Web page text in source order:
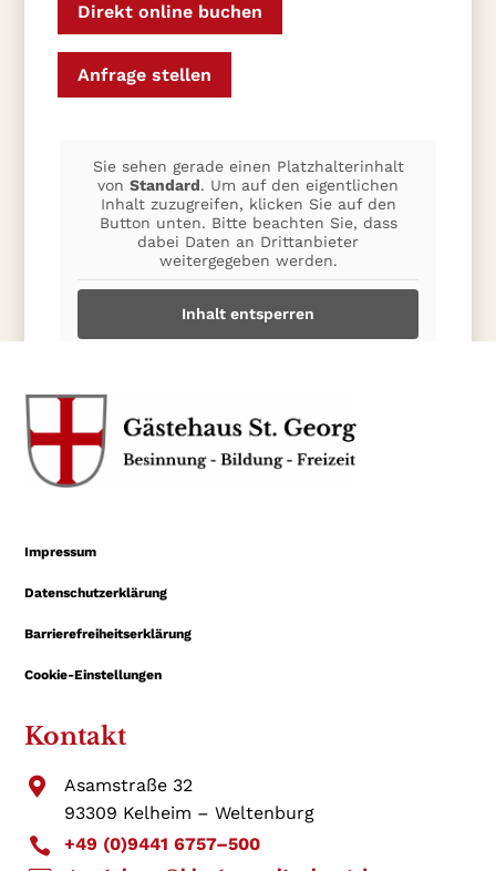
Direkt online buchen
Anfrage stellen
Sie sehen gerade einen Platzhalterinhalt
von Standard. Um auf den eigentlichen
Inhalt zuzugreifen, klicken Sie auf den
Button unten. Bitte beachten Sie, dass
dabei Daten an Drittanbieter
weitergegeben werden.
Inhalt entsperren
Impressum
Datenschutzerklärung
Barrierefreiheitserklärung
Cookie-Einstellungen
Kontakt

Asamstraße 32
93309 Kelheim – Weltenburg
 +49 (0)9441 6757–500